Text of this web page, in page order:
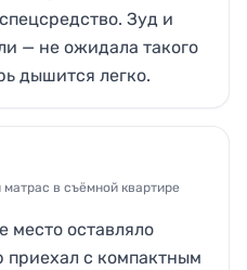
Зуд и
— не ожидала такого
дышится легко.
в съёмной квартире
место оставляло
приехал с компактным